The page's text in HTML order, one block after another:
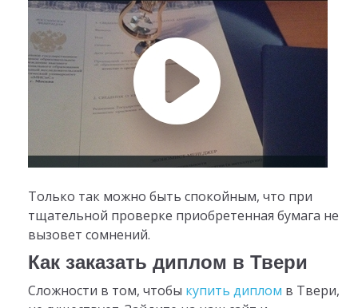
Только так можно быть спокойным, что при
тщательной проверке приобретенная бумага не
вызовет сомнений.
Как заказать диплом в Твери
Сложности в том, чтобы купить диплом в Твери,